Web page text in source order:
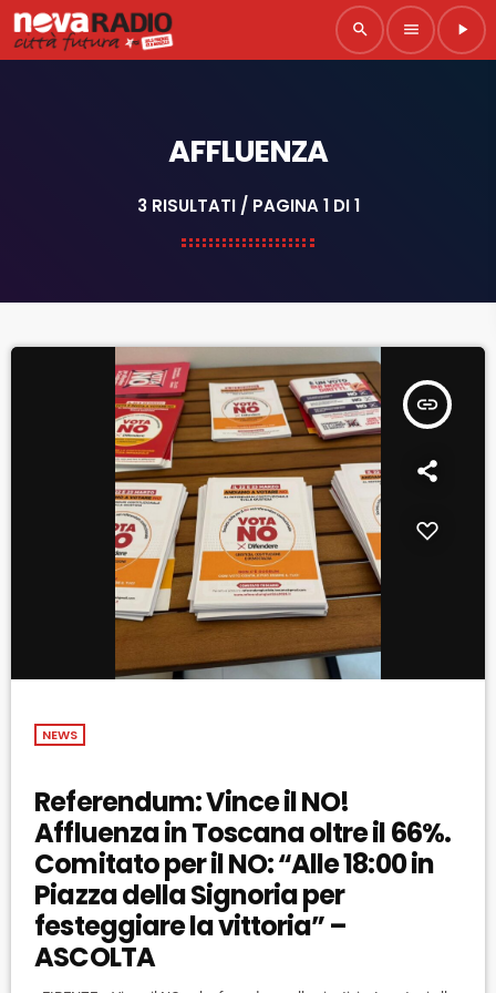
search menu play_arrow
AFFLUENZA
3 RISULTATI / PAGINA 1 DI 1
insert_link
NEWS
Referendum: Vince il NO!
Affluenza in Toscana oltre il 66%.
Comitato per il NO: “Alle 18:00 in
Piazza della Signoria per
festeggiare la vittoria” –
ASCOLTA